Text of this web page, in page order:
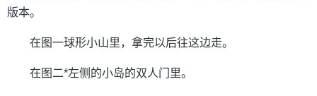
版本。
在图一球形小山里，拿完以后往这边走。
在图二*左侧的小岛的双人门里。